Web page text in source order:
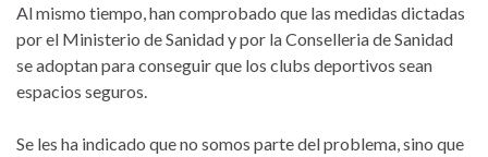
Al mismo tiempo, han comprobado que las medidas dictadas
por el Ministerio de Sanidad y por la Conselleria de Sanidad
se adoptan para conseguir que los clubs deportivos sean
espacios seguros.
Se les ha indicado que no somos parte del problema, sino que